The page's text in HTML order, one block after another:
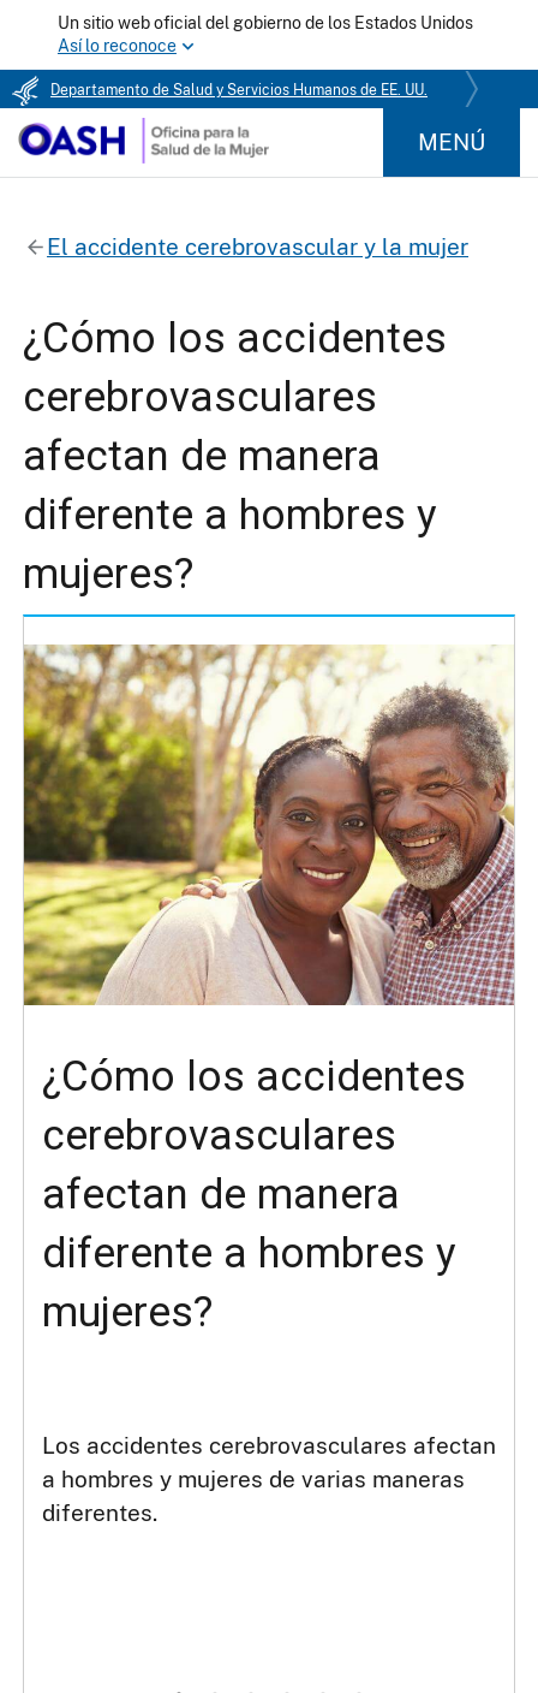
Un sitio web oficial del gobierno de los Estados Unidos
Así lo reconoce
Departamento de Salud y Servicios Humanos de EE. UU.
MENÚ
El accidente cerebrovascular y la mujer
¿Cómo los accidentes
cerebrovasculares
afectan de manera
diferente a hombres y
mujeres?
¿Cómo los accidentes
cerebrovasculares
afectan de manera
diferente a hombres y
mujeres?
Los accidentes cerebrovasculares afectan
a hombres y mujeres de varias maneras
diferentes.